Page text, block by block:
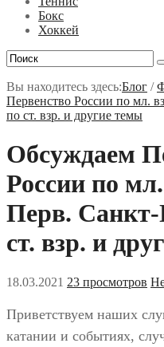
Бокс
Хоккей
Вы находитесь здесь:Блог /
Первенство России по мл.
по ст. взр. и другие темы
Обсуждаем
России по
Перв. Санкт-
ст. взр. и
18.03.2021 23 просмотров
Приветствуем наших
катании и событиях,